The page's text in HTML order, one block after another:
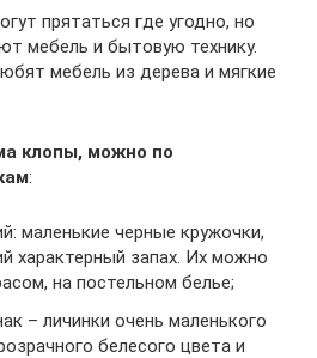
прятаться где угодно, но
мебель и бытовую технику.
мебель из дерева и мягкие
клопы, можно по
:
маленькие черные кружочки,
характерный запах. Их можно
на постельном белье;
– личинки очень маленького
белесого цвета и